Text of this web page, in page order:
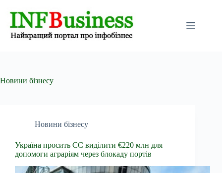
Новини бізнесу
Новини бізнесу
Україна просить ЄС виділити €220 млн для
допомоги аграріям через блокаду портів